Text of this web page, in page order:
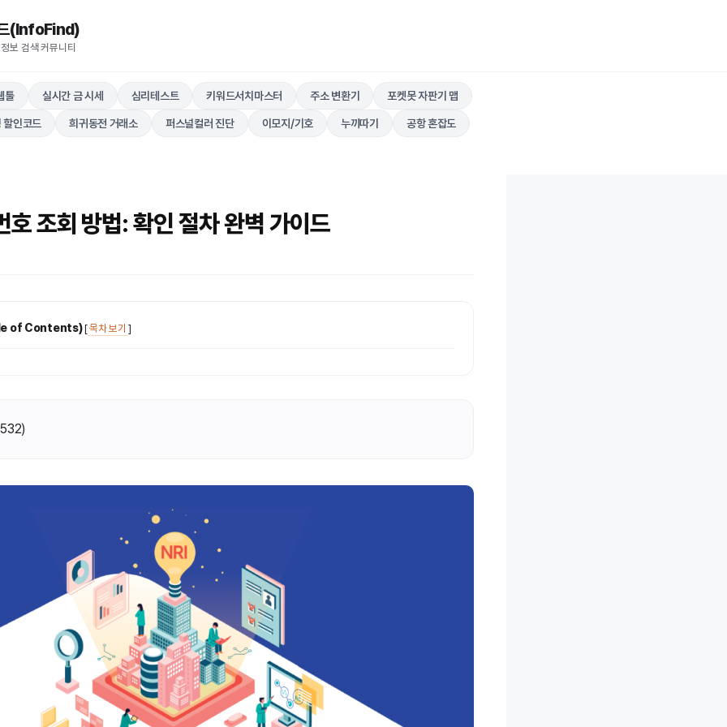
(InfoFind)​​​​
보 검색 커뮤니티
툴 실시간 금 시세 심리테스트 키워드서치마스터 주소 변환기 포켓못 자판기 맵
할인코드 희귀동전 거래소 퍼스널컬러 진단 이모지/기호 누끼따기 공항 혼잡도
호 조회 방법: 확인 절차 완벽 가이드
of Contents)[목차 보기 ]
532)